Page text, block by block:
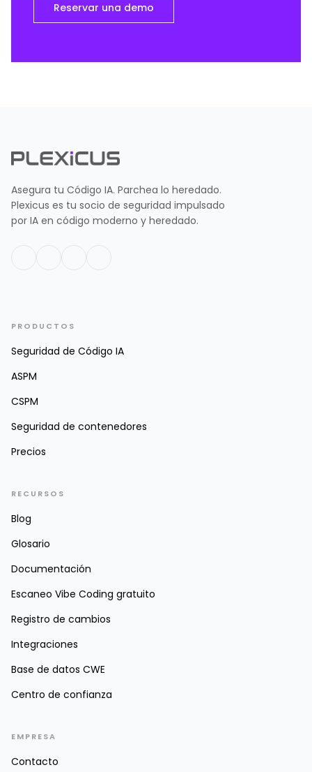
Reservar una demo
Asegura tu Código IA. Parchea lo heredado.
Plexicus es tu socio de seguridad impulsado
por IA en código moderno y heredado.
PRODUCTOS
Seguridad de Código IA
ASPM
CSPM
Seguridad de contenedores
Precios
RECURSOS
Blog
Glosario
Documentación
Escaneo Vibe Coding gratuito
Registro de cambios
Integraciones
Base de datos CWE
Centro de confianza
EMPRESA
Contacto